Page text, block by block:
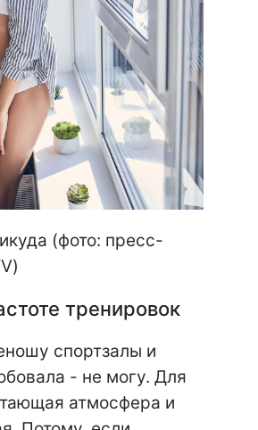
(фото: пресс-
тренировок
спортзалы и
- не могу. Для
атмосфера и